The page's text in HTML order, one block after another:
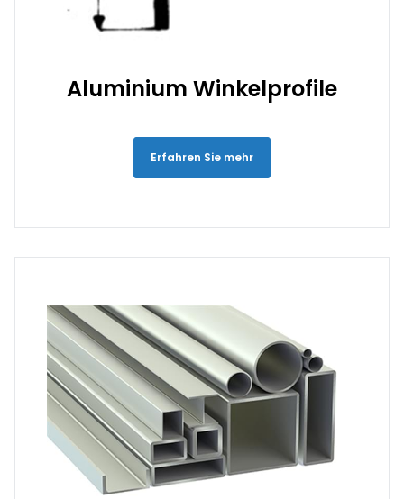
Aluminium Winkelprofile
Erfahren Sie mehr